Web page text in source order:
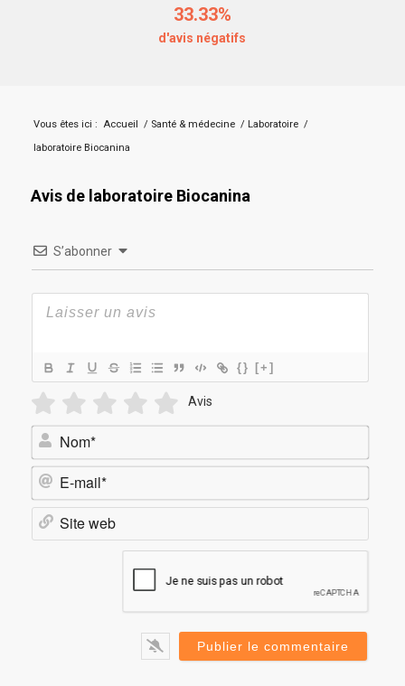
33.33%
d'avis négatifs
Vous êtes ici : Accueil / Santé & médecine / Laboratoire /
laboratoire Biocanina
Avis de laboratoire Biocanina
S’abonner
{} [+]
Avis
Nom*
E-